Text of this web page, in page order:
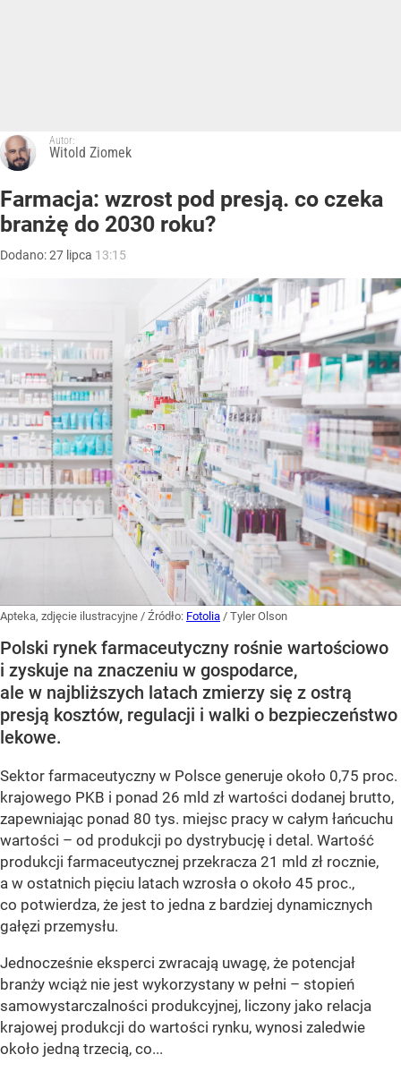
Autor:
Witold Ziomek
Farmacja: wzrost pod presją. co czeka
branżę do 2030 roku?
Dodano:27 lipca 13:15
Apteka, zdjęcie ilustracyjne / Źródło: Fotolia / Tyler Olson
Polski rynek farmaceutyczny rośnie wartościowo
i zyskuje na znaczeniu w gospodarce,
ale w najbliższych latach zmierzy się z ostrą
presją kosztów, regulacji i walki o bezpieczeństwo
lekowe.
Sektor farmaceutyczny w Polsce generuje około 0,75 proc.
krajowego PKB i ponad 26 mld zł wartości dodanej brutto,
zapewniając ponad 80 tys. miejsc pracy w całym łańcuchu
wartości – od produkcji po dystrybucję i detal. Wartość
produkcji farmaceutycznej przekracza 21 mld zł rocznie,
a w ostatnich pięciu latach wzrosła o około 45 proc.,
co potwierdza, że jest to jedna z bardziej dynamicznych
gałęzi przemysłu.
Jednocześnie eksperci zwracają uwagę, że potencjał
branży wciąż nie jest wykorzystany w pełni – stopień
samowystarczalności produkcyjnej, liczony jako relacja
krajowej produkcji do wartości rynku, wynosi zaledwie
około jedną trzecią, co...